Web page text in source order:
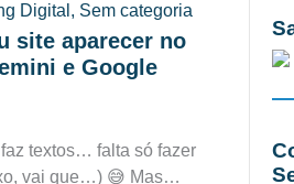
Digital , Sem categoria
site aparecer no
e Google
textos… falta só fazer
vai que…) 😅 Mas…